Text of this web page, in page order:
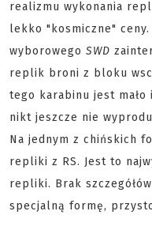
realizmu wykonania
lekko "kosmiczne"
wyborowego SWD
replik broni z bloku
tego karabinu jest
nikt jeszcze nie
Na jednym z chińskich
repliki z RS. Jest to
repliki. Brak
specjalną formę,